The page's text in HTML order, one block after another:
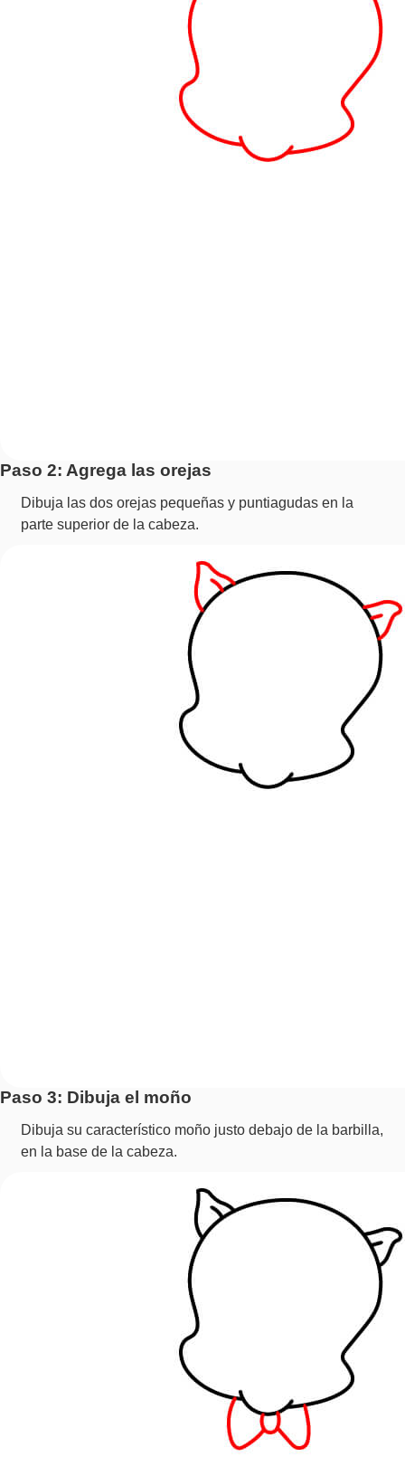
Paso 2: Agrega las orejas
Dibuja las dos orejas pequeñas y puntiagudas en la
parte superior de la cabeza.
Paso 3: Dibuja el moño
Dibuja su característico moño justo debajo de la barbilla,
en la base de la cabeza.